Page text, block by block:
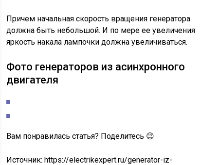
Причем начальная скорость вращения генератора
должна быть небольшой. И по мере ее увеличения
яркость накала лампочки должна увеличиваться.
Фото генераторов из асинхронного
двигателя
Вам понравилась статья? Поделитесь 😉
Источник:https://electrikexpert.ru/generator-iz-